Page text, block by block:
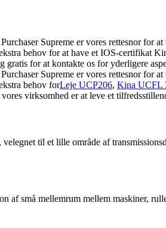
Supreme er vores rettesnor for
behov for at have et IOS-certifikat
gratis for at kontakte os for yderligere
Supreme er vores rettesnor for
behov forLeje UCP206, Kina UCFL
virksomhed er at leve et
til et lille område af
af små mellemrum mellem maskiner,